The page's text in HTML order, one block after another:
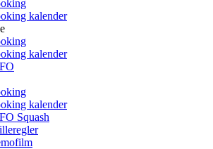
kalender
kalender
kalender
Squash